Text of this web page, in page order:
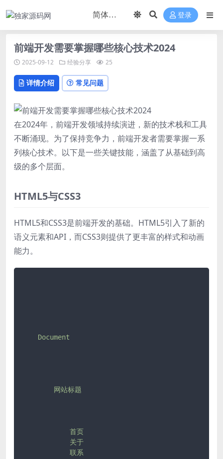
登录
前端开发需要掌握哪些核心技术2024
2025-09-12 经验分享 25
详情介绍 常见问题
在2024年，前端开发领域持续演进，新的技术栈和工具
不断涌现。为了保持竞争力，前端开发者需要掌握一系
列核心技术。以下是一些关键技能，涵盖了从基础到高
级的多个层面。
HTML5与CSS3
HTML5和CSS3是前端开发的基础。HTML5引入了新的
语义元素和API，而CSS3则提供了更丰富的样式和动画
能力。
    Document
        网站标题
            首页
            关于
            联系